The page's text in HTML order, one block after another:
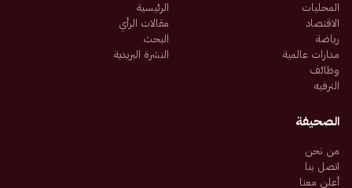
المحليات
الاقتصاد
رياضة
مدارات عالمية
وظائف
الترفيه
الرئيسية
مقالات الرأي
البحث
النشرة البريدية
الصحيفة
من نحن
اتصل بنا
أعلن معنا